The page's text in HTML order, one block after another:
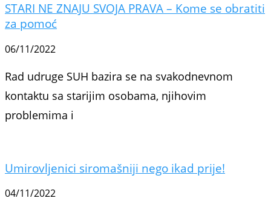
STARI NE ZNAJU SVOJA PRAVA – Kome se obratiti
za pomoć
06/11/2022
Rad udruge SUH bazira se na svakodnevnom
kontaktu sa starijim osobama, njihovim
problemima i
Umirovljenici siromašniji nego ikad prije!
04/11/2022